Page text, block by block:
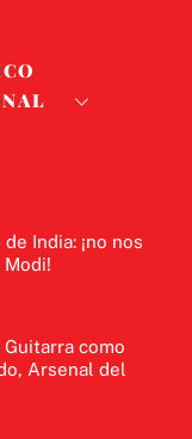
India: ¡no nos
Guitarra como
Arsenal del